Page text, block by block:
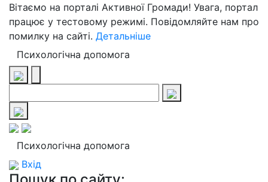
Вітаємо на порталі Активної Громади! Увага, портал
працює у тестовому режимі. Повідомляйте нам про
помилку на сайті. Детальніше
Психологічна допомога
Психологічна допомога
Вхід